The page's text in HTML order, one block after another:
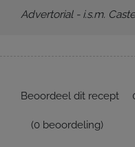
Advertorial - i.s.m.
Beoordeel dit recept
(0 beoordeling)